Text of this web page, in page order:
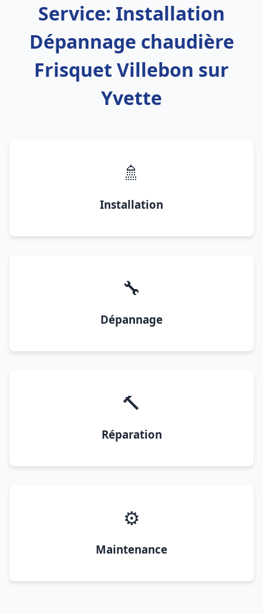
Service: Installation
Dépannage chaudière
Frisquet Villebon sur
Yvette
🚿
Installation
🔧
Dépannage
🔨
Réparation
⚙️
Maintenance